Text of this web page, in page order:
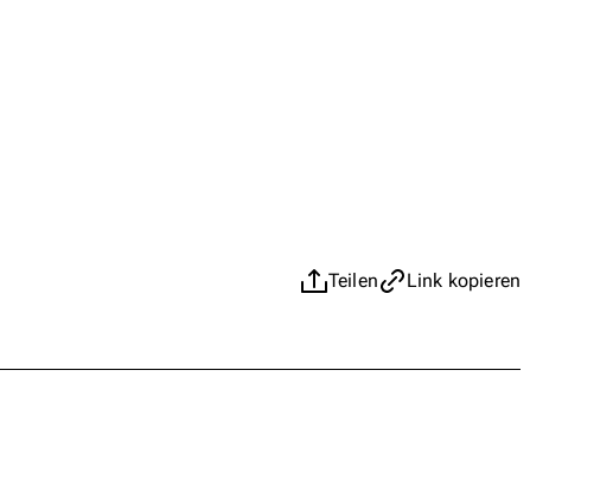
Teilen Link kopieren